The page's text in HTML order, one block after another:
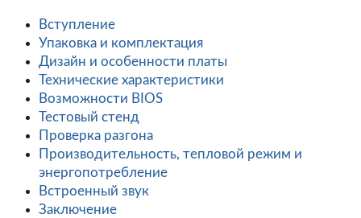
Вступление
Упаковка и комплектация
Дизайн и особенности платы
Технические характеристики
Возможности BIOS
Тестовый стенд
Проверка разгона
Производительность, тепловой режим и
энергопотребление
Встроенный звук
Заключение